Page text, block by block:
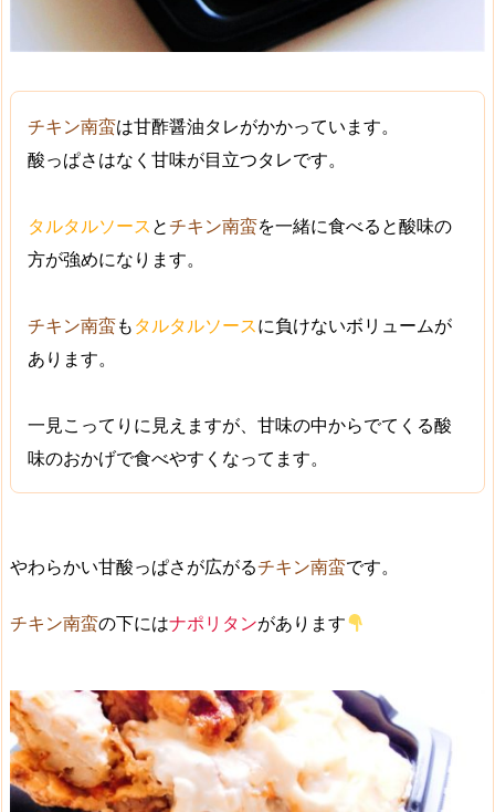
チキン南蛮は甘酢醤油タレがかかっています。
酸っぱさはなく 甘味が目立つタレです。
タルタルソースとチキン南蛮を一緒に食べると酸味の
方が強めになります。
チキン南蛮もタルタルソースに負けないボリュームが
あります。
一見こってりに見えますが、 甘味の中からでてくる酸
味のおかげで食べやすくなってます。
やわらかい甘酸っぱさが広がるチキン南蛮です。
チキン南蛮の下にはナポリタンがあります